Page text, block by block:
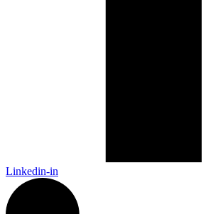
Linkedin-in